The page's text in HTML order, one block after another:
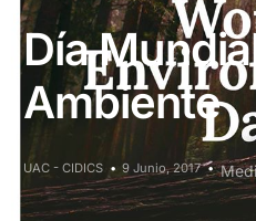
Día
Ambiente
UAC - CIDICS 9 Junio, 2017